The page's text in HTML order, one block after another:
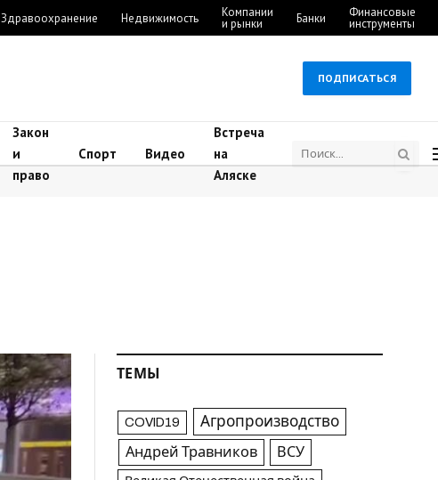
Здравоохранение Недвижимость Компании
и рынки Банки Финансовые
инструменты
ПОДПИСАТЬСЯ
Закон
и
право
Спорт Видео
Встреча
на
Аляске
ТЕМЫ
COVID19 Агропроизводство
Андрей Травников ВСУ